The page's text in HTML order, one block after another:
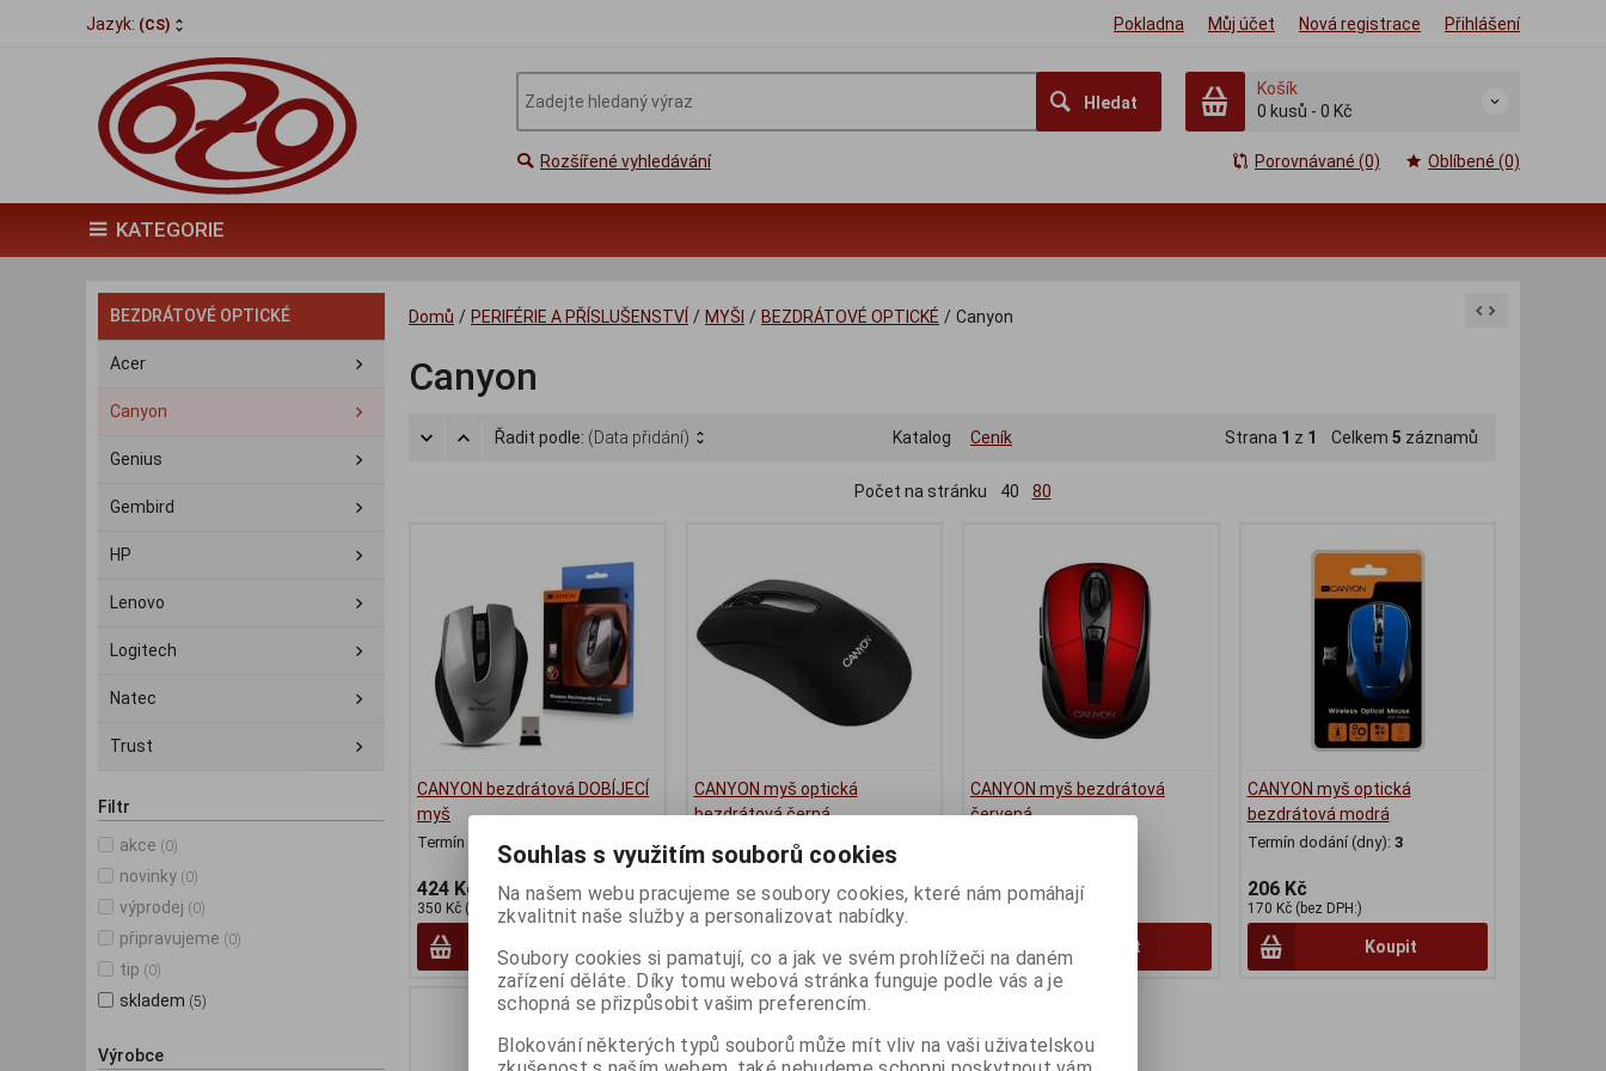
Jazyk: (CS) Pokladna Můj účet Nová registrace Přihlášení
Hledat
Košík
0 kusů - 0 Kč
Rozšířené vyhledávání Porovnávané (0) Oblíbené (0)
KATEGORIE
BEZDRÁTOVÉ OPTICKÉ
Acer
Canyon
Genius
Gembird
HP
Lenovo
Logitech
Natec
Trust
Filtr
akce (0)
novinky (0)
výprodej (0)
připravujeme (0)
tip (0)
skladem (5)
Výrobce
Domů / PERIFÉRIE A PŘÍSLUŠENSTVÍ / MYŠI / BEZDRÁTOVÉ OPTICKÉ / Canyon
Canyon
Řadit podle: (Data přidání) Katalog Ceník Strana 1 z 1 Celkem 5 záznamů
Počet na stránku 40 80
CANYON bezdrátová DOBÍJECÍ
myš
Termín dodání (dny):
424 Kč
350 Kč (bez DPH:)
CANYON myš optická
bezdrátová černá
Termín dodání (dny):
216 Kč
178 Kč (bez DPH:)
CANYON myš bezdrátová
červená
227 Kč
187 Kč (bez DPH:)
Koupit
CANYON myš optická
bezdrátová modrá
Termín dodání (dny): 3
206 Kč
170 Kč (bez DPH:)
Koupit
Souhlas s využitím souborů cookies
Na našem webu pracujeme se soubory cookies, které nám pomáhají
zkvalitnit naše služby a personalizovat nabídky.
Soubory cookies si pamatují, co a jak ve svém prohlížeči na daném
zařízení děláte. Díky tomu webová stránka funguje podle vás a je
schopná se přizpůsobit vašim preferencím.
Blokování některých typů souborů může mít vliv na vaši uživatelskou